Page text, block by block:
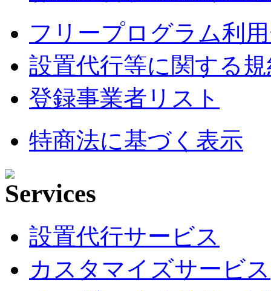
フリープログラム利
設置代行等に関する
登録事業者リスト
特商法に基づく表示
設置代行サービス
カスタマイズサービス